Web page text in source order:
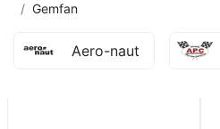
Gemfan
Aero-naut